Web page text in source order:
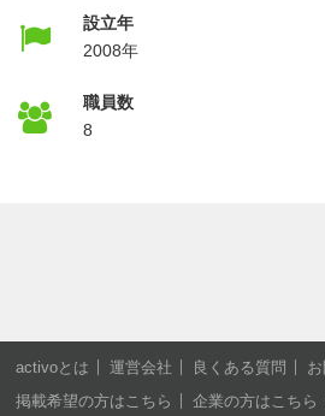
設立年
2008年
職員数
8
activoとは 運営会社 良くある質問
掲載希望の方はこちら
企業の方はこちら